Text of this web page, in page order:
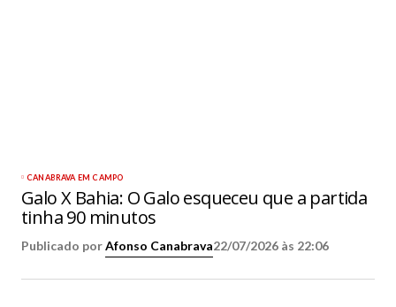
CANABRAVA EM CAMPO
Galo X Bahia: O Galo esqueceu que a partida
tinha 90 minutos
Publicado porAfonso Canabrava22/07/2026 às 22:06